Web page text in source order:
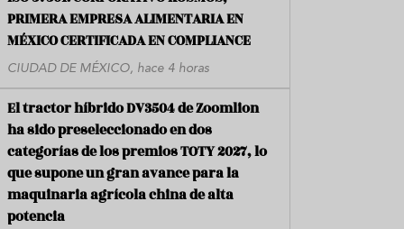
PRIMERA EMPRESA ALIMENTARIA EN
MÉXICO CERTIFICADA EN COMPLIANCE
CIUDAD DE MÉXICO, hace 4 horas
El tractor híbrido DV3504 de Zoomlion
ha sido preseleccionado en dos
categorías de los premios TOTY 2027, lo
que supone un gran avance para la
maquinaria agrícola china de alta
potencia